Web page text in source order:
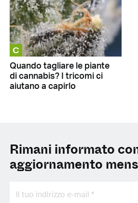
C
Quando tagliare le piante
di cannabis? I tricomi ci
aiutano a capirlo
Rimani informato
aggiornamento